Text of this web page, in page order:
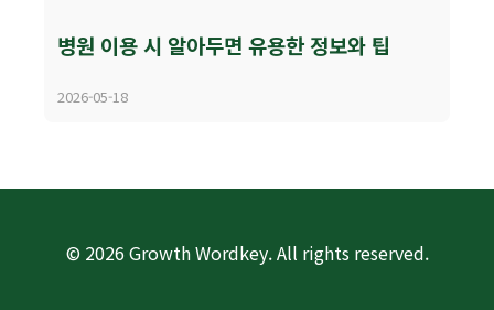
병원 이용 시 알아두면 유용한 정보와 팁
2026-05-18
© 2026 Growth Wordkey. All rights reserved.